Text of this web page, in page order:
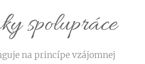
spolupráce
na princípe vzájomnej